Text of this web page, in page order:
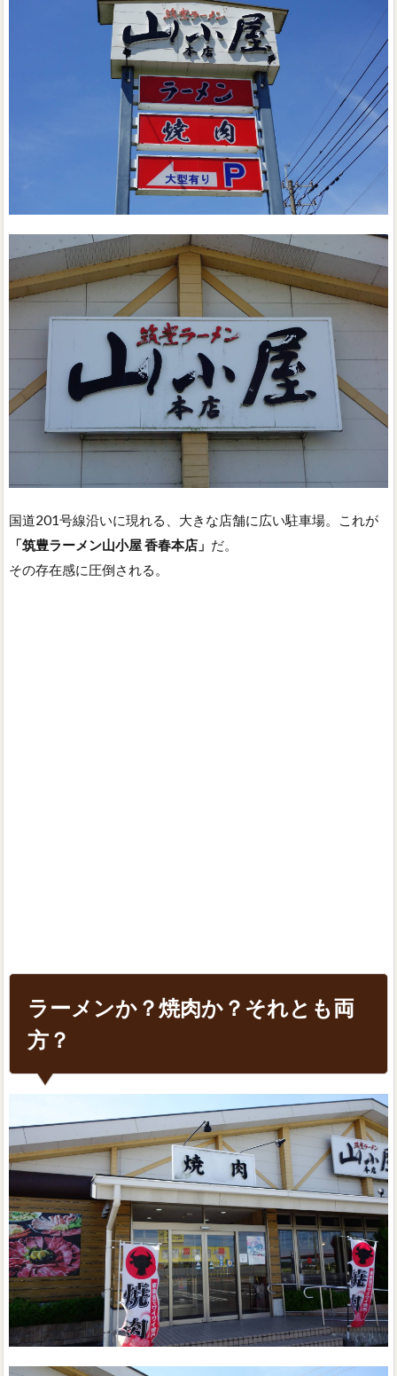
国道201号線沿いに現れる、大きな店舗に広い駐車場。これが
「筑豊ラーメン山小屋 香春本店」 だ。
その存在感に圧倒される。
ラーメンか？焼肉か？それとも両
方？